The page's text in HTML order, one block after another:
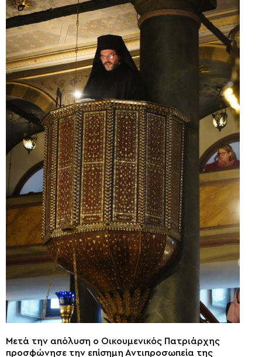
Μετά την απόλυση ο Οικουμενικός Πατριάρχης
προσφώνησε την επίσημη Αντιπροσωπεία της